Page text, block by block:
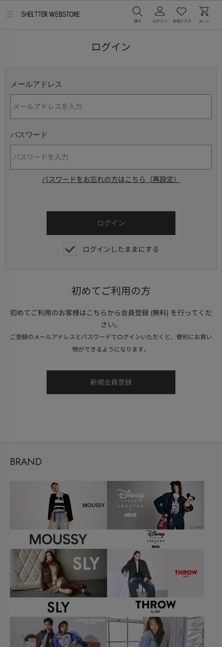
ログイン
メールアドレス
パスワード
パスワードをお忘れの方はこちら（再設定）
ログインしたままにする
初めてご利用の方
初めてご利用のお客様はこちらから会員登録 (無料) を行ってくだ
さい。
ご登録のメールアドレスとパスワードでログインいただくと、便利にお買い
物ができるようになります。
BRAND